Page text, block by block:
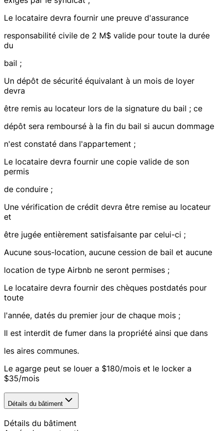
Le locataire devra fournir une preuve d'assurance
responsabilité civile de 2 M$ valide pour toute la durée
du
bail ;
Un dépôt de sécurité équivalant à un mois de loyer
devra
être remis au locateur lors de la signature du bail ; ce
dépôt sera remboursé à la fin du bail si aucun dommage
n'est constaté dans l'appartement ;
Le locataire devra fournir une copie valide de son
permis
de conduire ;
Une vérification de crédit devra être remise au locateur
et
être jugée entièrement satisfaisante par celui-ci ;
Aucune sous-location, aucune cession de bail et aucune
location de type Airbnb ne seront permises ;
Le locataire devra fournir des chèques postdatés pour
toute
l'année, datés du premier jour de chaque mois ;
Il est interdit de fumer dans la propriété ainsi que dans
les aires communes.
Le agarge peut se louer a $180/mois et le locker a
$35/mois
Détails du bâtiment
Détails du bâtiment